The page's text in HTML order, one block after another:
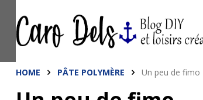
HOME PÂTE POLYMÈRE Un peu de fimo
This site uses cookies
are shared with Google
statistics, and to detect